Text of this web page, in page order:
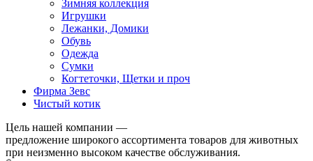
Зимняя коллекция
Игрушки
Лежанки, Домики
Обувь
Одежда
Сумки
Когтеточки, Щетки и проч
Фирма Зевс
Чистый котик
Цель нашей компании —
предложение широкого ассортимента товаров для животных
при неизменно высоком качестве обслуживания.